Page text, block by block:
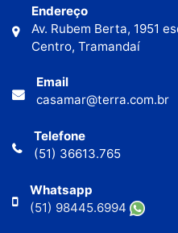
Endereço
Av. Rubem Berta, 1951
Centro, Tramandaí
Email
casamar@terra.com.br
Telefone
(51) 36613.765
Whatsapp
(51) 98445.6994